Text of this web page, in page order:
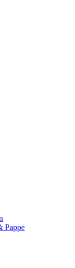
Pappe